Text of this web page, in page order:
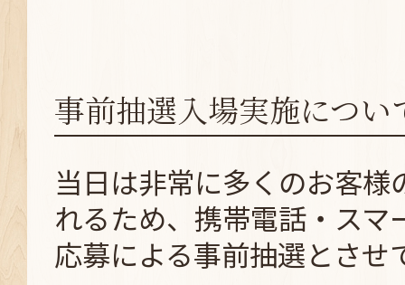
事前抽選入場実施につい
当日は非常に多くのお客様
れるため、携帯電話・スマ
応募による事前抽選とさせ